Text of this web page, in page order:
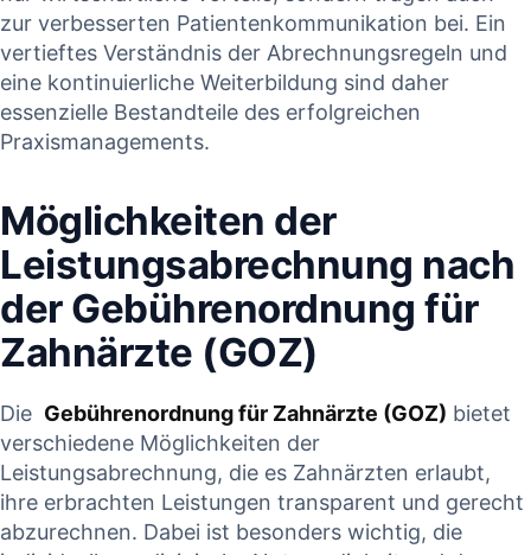
zur verbesserten ⁤Patientenkommunikation bei. ​Ein
vertieftes ‌Verständnis der Abrechnungsregeln und
eine kontinuierliche ⁢Weiterbildung sind daher
essenzielle Bestandteile des erfolgreichen
Praxismanagements.
Möglichkeiten der
Leistungsabrechnung nach‍
der Gebührenordnung‍ für
Zahnärzte (GOZ)
Die ⁢ Gebührenordnung für Zahnärzte (GOZ) bietet
verschiedene ​Möglichkeiten der
⁢Leistungsabrechnung, die es Zahnärzten⁤ erlaubt,
ihre‌ erbrachten Leistungen transparent‍ und gerecht
abzurechnen. Dabei ist‌ besonders wichtig, die